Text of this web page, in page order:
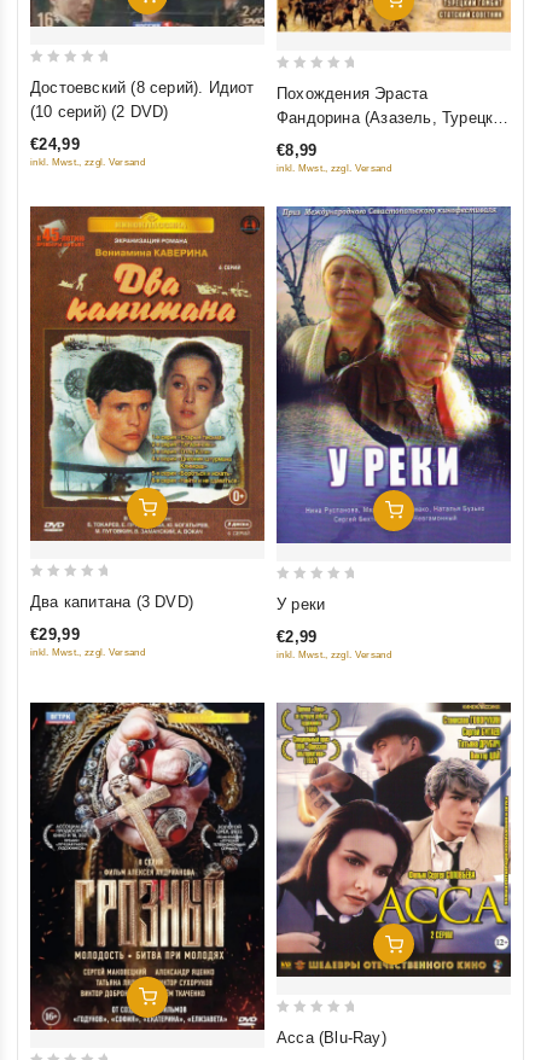
out
5
Достоевский (8 серий). Идиот
(10 серий) (2 DVD)
€24,99
inkl. Mwst., zzgl. Versand 5
Похождения Эраста
Фандорина (Азазель, Турецкий
гамбит, Статский Советник)
€8,99
inkl. Mwst., zzgl. Versand
Добавить В Корзину
out
of
Два капитана (3 DVD)
€29,99
inkl. Mwst., zzgl. Versand
Добавить В Корзину
out
of
У реки
€2,99
inkl. Mwst., zzgl. Versand
Добавить В Корзину
Добавить В Корзину
Асса (Blu-Ray)